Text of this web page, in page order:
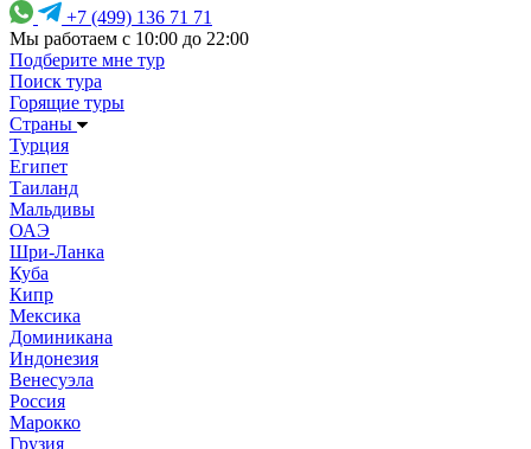
+7 (499) 136 71 71
Мы работаем с 10:00 до 22:00
Подберите мне тур
Поиск тура
Горящие туры
Страны
Турция
Египет
Таиланд
Мальдивы
ОАЭ
Шри-Ланка
Куба
Кипр
Мексика
Доминикана
Индонезия
Венесуэла
Россия
Марокко
Грузия